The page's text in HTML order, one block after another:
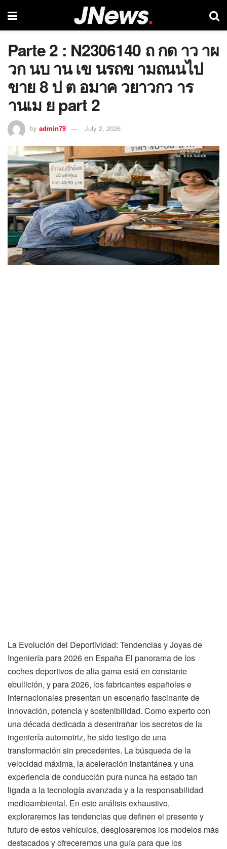
Parte 2 : N2306140 ถ กด าว าผ
วก นบ าน เข นรถข ามถนนไป
ขาย 8 ป ต อมาค วยาวกว าร
านเม ย part 2
by admin79 July 2, 2026
La Evolución del Deportividad: Tendencias y Joyas de
Ingeniería para 2026 en España El panorama de los
coches deportivos de alta gama está en constante
ebullición, y para 2026, los fabricantes españoles e
internacionales presentan un escenario fascinante de
innovación, potencia y sostenibilidad. Como experto con
una década dedicada a desentrañar los secretos de la
ingeniería automotriz, he sido testigo de una
transformación sin precedentes. La búsqueda de la
velocidad máxima, la aceleración instantánea y una
experiencia de conducción pura nunca ha estado tan
ligada a la tecnología avanzada y a la responsabilidad
medioambiental. En este análisis exhaustivo,
exploraremos las tendencias que definen el presente y
futuro de estos vehículos, desglosaremos los modelos más
destacados y ofreceremos una guía para que los